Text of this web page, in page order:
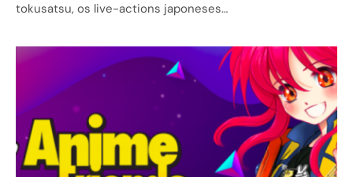
tokusatsu, os live-actions japoneses…